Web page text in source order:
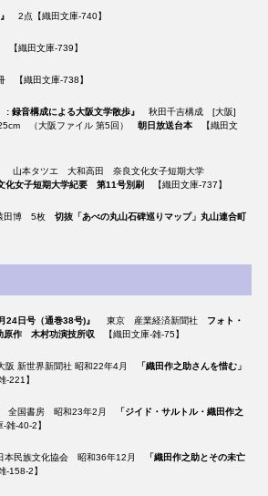
2点【織田文庫-740】
【織田文庫-739】
【織田文庫-738】
: 録音構成による大阪文学散歩』
秋田千吉構成 [大阪]
（大阪ファイル 第5回） 朝日放送台本【織田文
山本タツエ 大和高田 奈良文化女子短期大学
化女子短期大学紀要 第11号別刷 【織田文庫-737】
田博 5枚 切抜「あべの丸山石碑巡りマップ」丸山連合町
24日号（通巻38号)』 東京 産業経済新聞社 フォト・
原作 木村功演技所収 【織田文庫-雑-75】
新世界新聞社 昭和22年4月
「織田作之助さんを惜む」
-221】
国書房 昭和23年2月
「ジイド・サルトル・織田作之
雑-40-2】
民族文化協会 昭和36年12月
「織田作之助とその未亡
-158-2】